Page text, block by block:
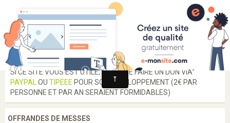
Guérison et Délivrance
rien n'est impossible à dieu
Langues
Enseignements
SI CE SITE VOUS EST UTILE, MERCI DE FAIRE UN DON VIA
PAYPAL OU TIPEEE POUR SON DÉVELOPPEMENT (2€ PAR
PERSONNE ET PAR AN SERAIENT FORMIDABLES)
OFFRANDES DE MESSES